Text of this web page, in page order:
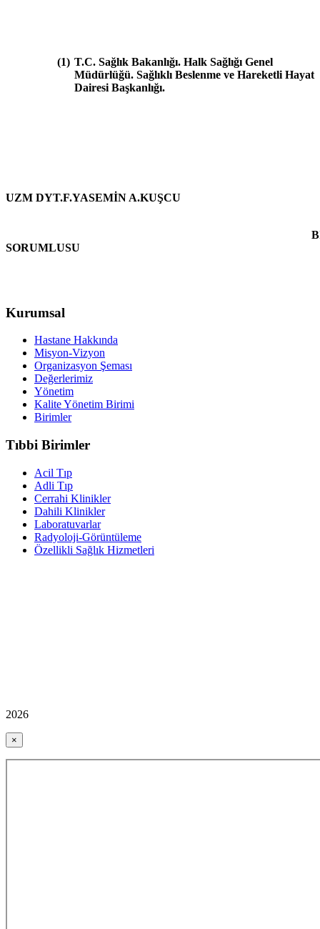
(1) T.C. Sağlık Bakanlığı. Halk Sağlığı Genel
Müdürlüğü. Sağlıklı Beslenme ve Hareketli Hayat
Dairesi Başkanlığı.
UZM DYT.F.YASEMİN A.KUŞCU
SORUMLUSU
Kurumsal
Hastane Hakkında
Misyon-Vizyon
Organizasyon Şeması
Değerlerimiz
Yönetim
Kalite Yönetim Birimi
Birimler
Tıbbi Birimler
Acil Tıp
Adli Tıp
Cerrahi Klinikler
Dahili Klinikler
Laboratuvarlar
Radyoloji-Görüntüleme
Özellikli Sağlık Hizmetleri
2026
×